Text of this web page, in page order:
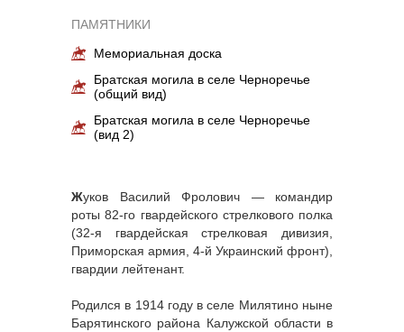
ПАМЯТНИКИ
Мемориальная доска
Братская могила в селе Черноречье
(общий вид)
Братская могила в селе Черноречье
(вид 2)
Жуков Василий Фролович — командир
роты 82-го гвардейского стрелкового полка
(32-я гвардейская стрелковая дивизия,
Приморская армия, 4-й Украинский фронт),
гвардии лейтенант.
Родился в 1914 году в селе Милятино ныне
Барятинского района Калужской области в